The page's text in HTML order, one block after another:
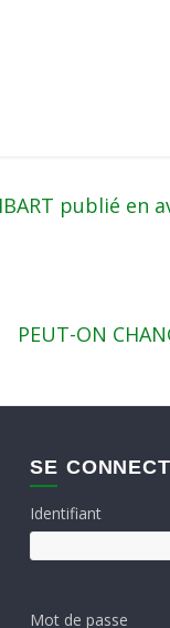
publié en
PEUT-ON
SE
Identifiant
Mot de passe